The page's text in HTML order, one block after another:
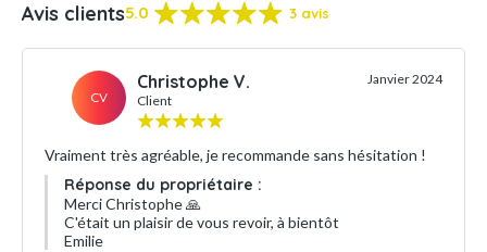
Avis clients5.0 3 avis
CV
Christophe V.
Client
Janvier 2024
Vraiment très agréable, je recommande sans hésitation !
Réponse du propriétaire :
Merci Christophe 🙏
C'était un plaisir de vous revoir, à bientôt
Emilie